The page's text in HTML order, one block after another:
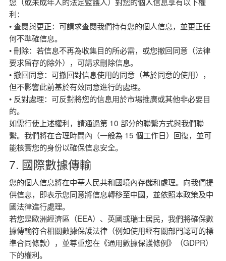
利：
• 查閱與更正：可請求查閱我們持有您的個人信息，並更正任
何不準確信息。
• 刪除：若信息不再為收集目的所必需，或您撤回同意（法律
要求留存的除外），可請求刪除信息。
• 撤回同意：可撤回對信息使用的同意（基於同意的使用），
但不影響此前基於有效同意進行的處理。
• 反對處理：可反對將您的信息用於市場推廣或其他非必要目
的。
如需行使上述權利，請通過第 10 部分的聯繫方式與我們聯
繫。我們將在合理時間內（一般為 15 個工作日）回復，並可
能核實您的身份以確保信息安全。
7. 國際數據傳輸
您的個人信息將在中華人民共和國境內存儲和處理。向我們提
供信息，即表示您同意將信息轉移至中國，並依照本政策及中
國法律進行處理。
若您是歐洲經濟區（EEA）、英國或瑞士居民，我們將確保數
據傳輸符合相關數據保護法律（例如使用經有關部門認可的標
準合同條款），並尊重您在《通用數據保護條例》（GDPR）
下的權利。